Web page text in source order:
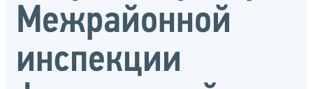
Межрайонной
инспекции